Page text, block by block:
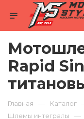
Rapid
Главная — Каталог
Шлемы интегралы —